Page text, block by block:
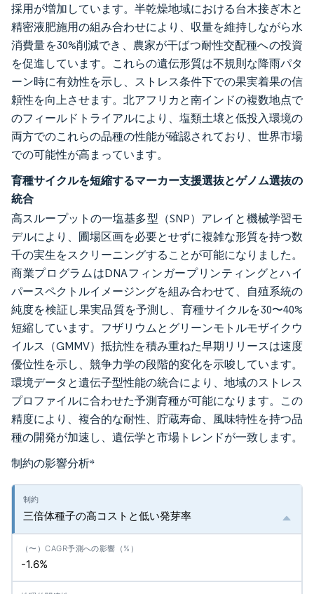
採用が増加しています。半乾燥地域における台木接ぎ木と
精密液肥施用の組み合わせにより、収量を維持しながら水
消費量を30%削減でき、農家が干ばつ耐性交配種への投資
を促進しています。これらの遺伝形質は不規則な降雨パタ
ーン時に有効性を示し、ストレス条件下での果実着果の信
頼性を向上させます。北アフリカと南インドの複数地点で
のフィールドトライアルにより、塩類土壌と低投入環境の
両方でのこれらの品種の性能が確認されており、世界市場
での可能性が高まっています。
育種サイクルを短縮するマーカー支援選抜とゲノム選抜の
統合
高スループットの一塩基多型（SNP）アレイと機械学習モ
デルにより、圃場区画を必要とせずに複雑な形質を持つ数
千の実生をスクリーニングすることが可能になりました。
商業プログラムはDNAフィンガープリンティングとハイ
パースペクトルイメージングを組み合わせて、自殖系統の
純度を検証し果実品質を予測し、育種サイクルを30〜40%
短縮しています。フザリウムとグリーンモトルモザイクウ
イルス（GMMV）抵抗性を積み重ねた早期リリースは速度
優位性を示し、競争力学の段階的変化を示唆しています。
環境データと遺伝子型性能の統合により、地域のストレス
プロファイルに合わせた予測育種が可能になります。この
精度により、複合的な耐性、貯蔵寿命、風味特性を持つ品
種の開発が加速し、遺伝学と市場トレンドが一致します。
制約の影響分析*
三倍体種子の高コストと低い発芽率
-1.6%